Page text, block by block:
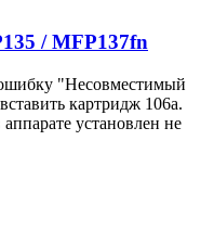
/ MFP137fn
"Несовместимый
картридж 106a.
установлен не